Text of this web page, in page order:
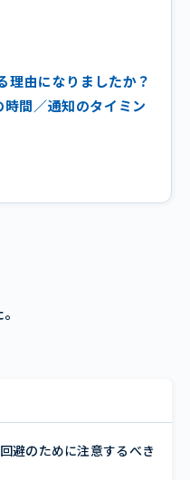
理由になりましたか？
時間／通知のタイミン
避のために注意するべき